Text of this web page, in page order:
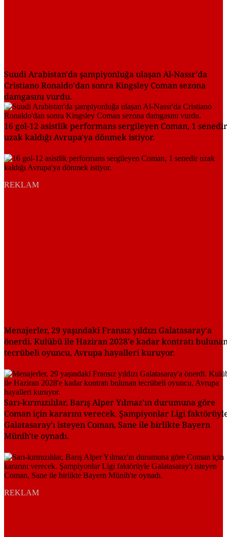
Suudi Arabistan'da şampiyonluğa ulaşan Al-Nassr'da
Cristiano Ronaldo'dan sonra Kingsley Coman sezona
damgasını vurdu.
16 gol-12 asistlik performans sergileyen Coman, 1 senedir
uzak kaldığı Avrupa'ya dönmek istiyor.
REKLAM
Menajerler, 29 yaşındaki Fransız yıldızı Galatasaray'a
önerdi. Kulübü ile Haziran 2028'e kadar kontratı
tecrübeli oyuncu, Avrupa hayalleri kuruyor.
Sarı-kırmızılılar, Barış Alper Yılmaz'ın durumuna göre
Coman için kararını verecek. Şampiyonlar Ligi
Galatasaray'ı isteyen Coman, Sane ile birlikte Bayern
Münih'te oynadı.
REKLAM